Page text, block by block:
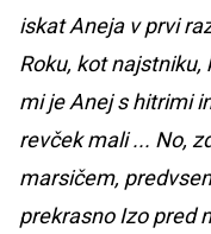
iskat Aneja v prvi
Roku, kot
mi je Anej s hitrimi
revček mali ... No,
marsičem,
prekrasno Izo pred